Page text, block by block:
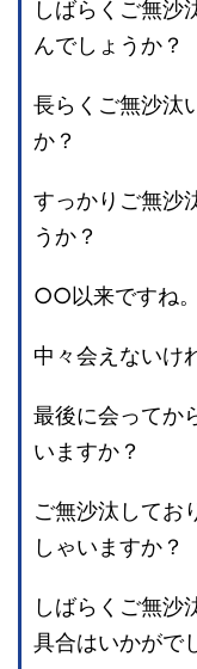
しばらくご無沙
んでしょうか？
長らくご無沙汰
か？
すっかりご無沙
うか？
○○以来ですね
中々会えないけ
最後に会ってか
いますか？
ご無沙汰してお
しゃいますか？
しばらくご無沙
具合はいかがで